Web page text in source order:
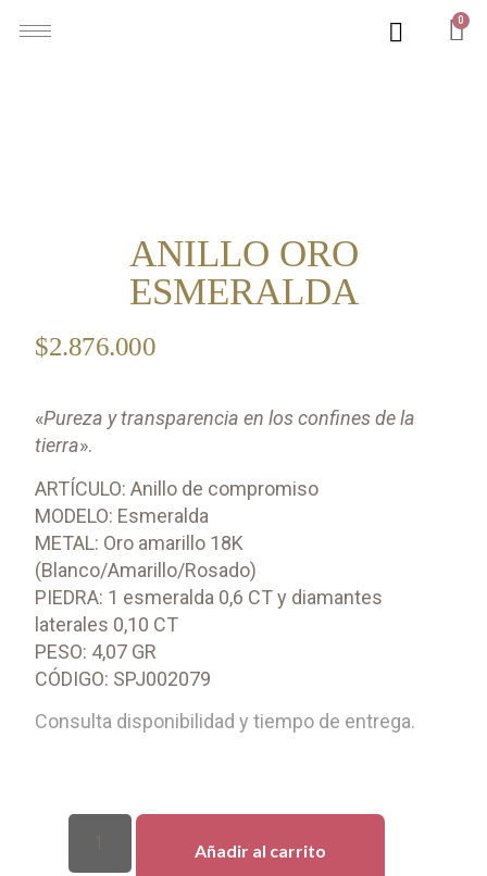
0
ANILLO ORO
ESMERALDA
$2.876.000
«Pureza y transparencia en los confines de la
tierra».
ARTÍCULO: Anillo de compromiso
MODELO: Esmeralda
METAL: Oro amarillo 18K
(Blanco/Amarillo/Rosado)
PIEDRA: 1 esmeralda 0,6 CT y diamantes
laterales 0,10 CT
PESO: 4,07 GR
CÓDIGO: SPJ002079
Consulta disponibilidad y tiempo de entrega.
Añadir al carrito